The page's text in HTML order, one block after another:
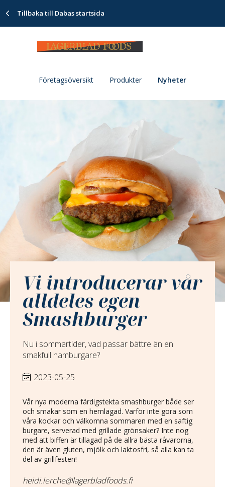
Tillbaka till Dabas startsida
Företagsöversikt Produkter Nyheter
Vi introducerar vår
alldeles egen
Smashburger
Nu i sommartider, vad passar bättre än en
smakfull hamburgare?
2023-05-25
Vår nya moderna färdigstekta smashburger både ser
och smakar som en hemlagad. Varför inte göra som
våra kockar och välkomna sommaren med en saftig
burgare, serverad med grillade grönsaker? Inte nog
med att biffen är tillagad på de allra bästa råvarorna,
den är även gluten, mjölk och laktosfri, så alla kan ta
del av grillfesten!
heidi.lerche@lagerbladfoods.fi